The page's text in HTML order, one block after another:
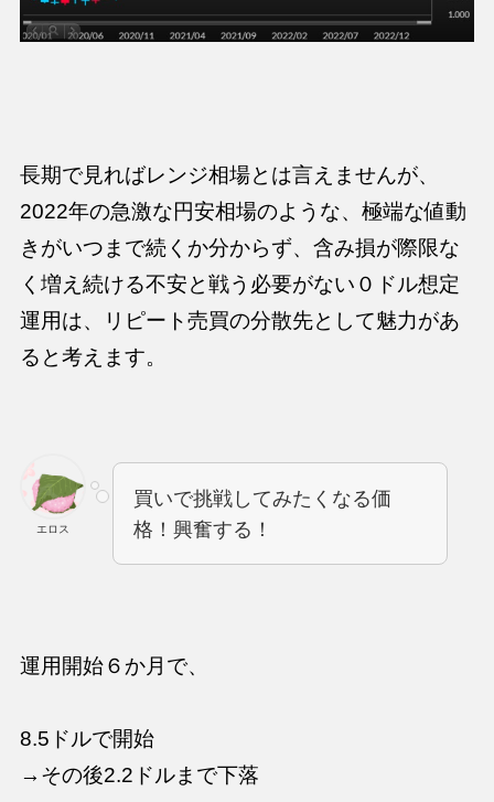
長期で見ればレンジ相場とは言えませんが、
2022年の急激な円安相場のような、 極端な値動
きがいつまで続くか分からず、含み損が際限な
く増え続ける不安と戦う必要がない０ドル想定
運用は、リピート売買の分散先として魅力があ
ると考えます。
エロス
買いで挑戦してみたくなる価
格！興奮する！
運用開始６か月で、
8.5ドルで開始
→その後2.2ドルまで下落